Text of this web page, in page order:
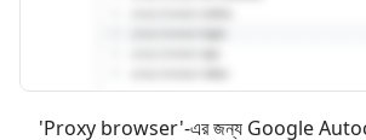
'Proxy browser'-এর জন্য Google